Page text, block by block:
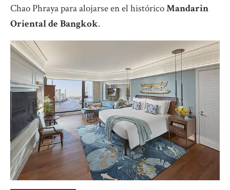
Chao Phraya para alojarse en el históricoMandarin
Oriental de Bangkok.